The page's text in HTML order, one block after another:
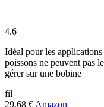
4.6
Idéal pour les
poissons ne peuvent pas
gérer sur une bobine
fil
29,68 € Amazon